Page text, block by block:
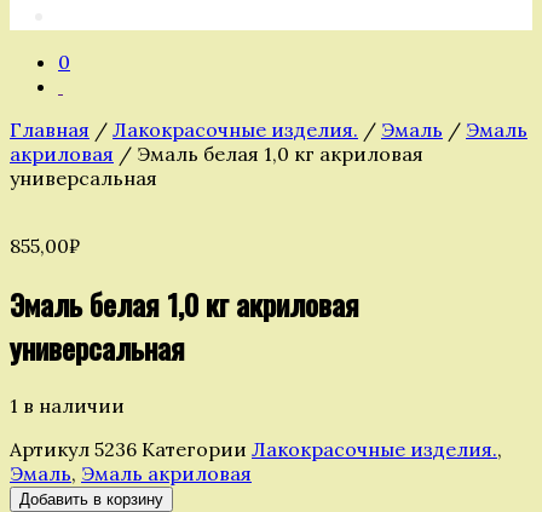
0
Главная / Лакокрасочные изделия. / Эмаль / Эмаль
акриловая / Эмаль белая 1,0 кг акриловая
универсальная
855,00₽
Эмаль белая 1,0 кг акриловая
универсальная
1 в наличии
Артикул 5236 Категории Лакокрасочные изделия.,
Эмаль, Эмаль акриловая
Количество
Добавить в корзину